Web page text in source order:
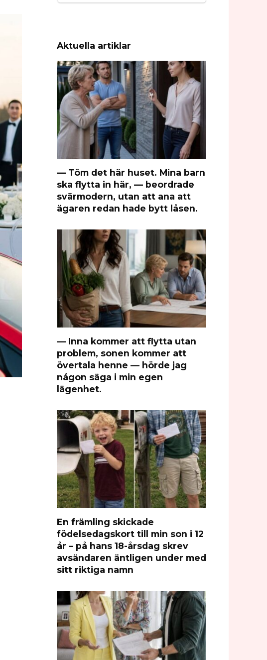
Aktuella artiklar
— Töm det här huset. Mina barn
ska flytta in här, — beordrade
svärmodern, utan att ana att
ägaren redan hade bytt låsen.
— Inna kommer att flytta utan
problem, sonen kommer att
övertala henne — hörde jag
någon säga i min egen
lägenhet.
En främling skickade
födelsedagskort till min son i 12
år – på hans 18-årsdag skrev
avsändaren äntligen under med
sitt riktiga namn